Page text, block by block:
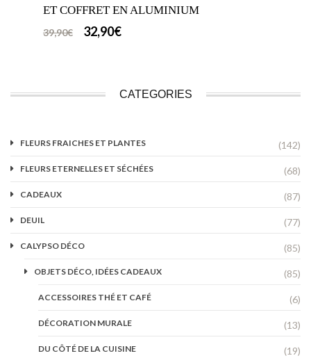
ET COFFRET EN ALUMINIUM
39,90€ 32,90€
CATEGORIES
FLEURS FRAICHES ET PLANTES (142)
FLEURS ETERNELLES ET SÉCHÉES (68)
CADEAUX (87)
DEUIL (77)
CALYPSO DÉCO (85)
OBJETS DÉCO, IDÉES CADEAUX (85)
ACCESSOIRES THÉ ET CAFÉ (6)
DÉCORATION MURALE (13)
DU CÔTÉ DE LA CUISINE (19)